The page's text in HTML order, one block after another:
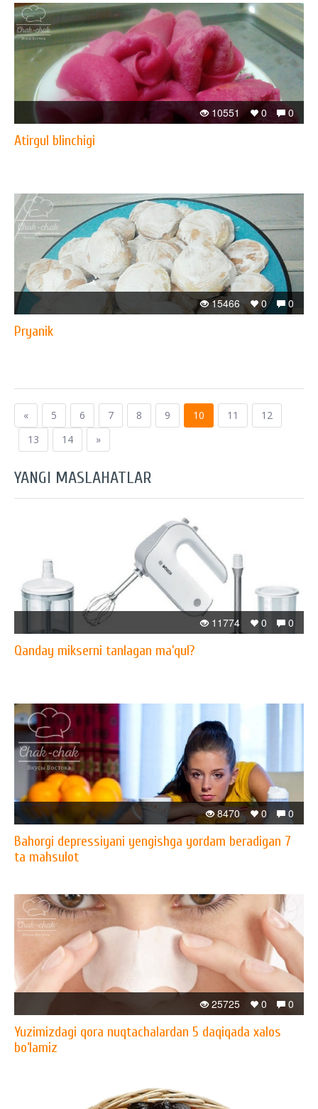
0
0
10551
Atirgul blinchigi
0
0
15466
Pryanik
« 5 6 7 8 9 10 11
12
13
14 »
YANGI MASLAHATLAR
0
0
11774
Qanday mikserni tanlagan ma’qul?
0
0
8470
Bahorgi depressiyani yengishga yordam beradigan 7
ta mahsulot
0
0
25725
Yuzimizdagi qora nuqtachalardan 5 daqiqada xalos
bo‘lamiz